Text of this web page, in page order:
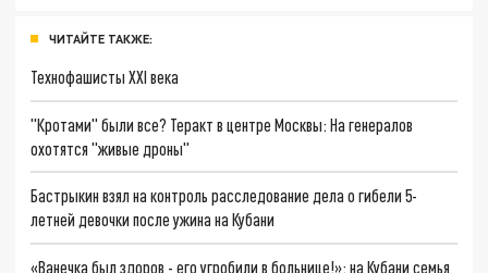
ЧИТАЙТЕ ТАКЖЕ:
Технофашисты XXI века
"Кротами" были все? Теракт в центре Москвы: На генералов
охотятся "живые дроны"
Бастрыкин взял на контроль расследование дела о гибели 5-
летней девочки после ужина на Кубани
«Ванечка был здоров - его угробили в больнице!»: на Кубани семья